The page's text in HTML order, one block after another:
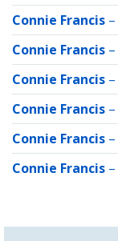
Connie Francis –
Connie Francis –
Connie Francis –
Connie Francis –
Connie Francis –
Connie Francis –